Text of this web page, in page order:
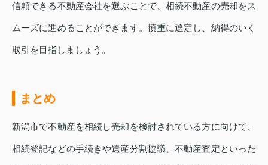
信頼できる不動産会社を選ぶことで、相続不動産の売却をス
ムーズに進めることができます。慎重に選定し、納得のいく
取引を目指しましょう。
まとめ
新潟市で不動産を相続し売却を検討されている方に向けて、
相続登記などの手続きや遺産分割協議、不動産査定といった